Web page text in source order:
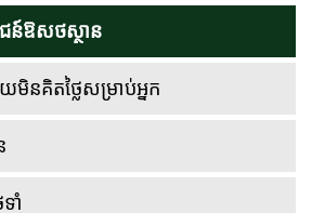
ន៍ឱសថស្ថាន
នគិតថ្លៃសម្រាប់អ្នក
ាំ